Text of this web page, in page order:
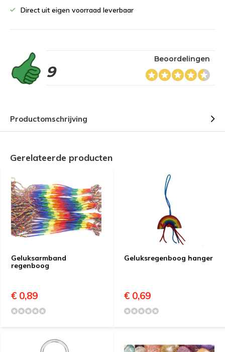
Direct uit eigen voorraad leverbaar
9
Beoordelingen
Productomschrijving
Gerelateerde producten
Geluksarmband
regenboog
€ 0,89
Geluksregenboog hanger
€ 0,69